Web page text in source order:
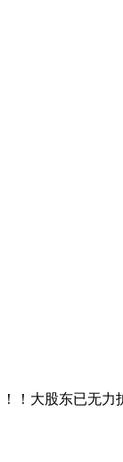
！大股东已无